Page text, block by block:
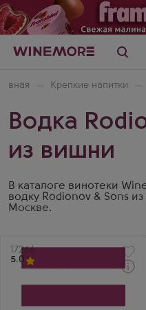
Крепкие напитки
Водка
из вишни
В каталоге винотеки
водку Rodionov & Sons
Москве.
Артикул
17266
5.0